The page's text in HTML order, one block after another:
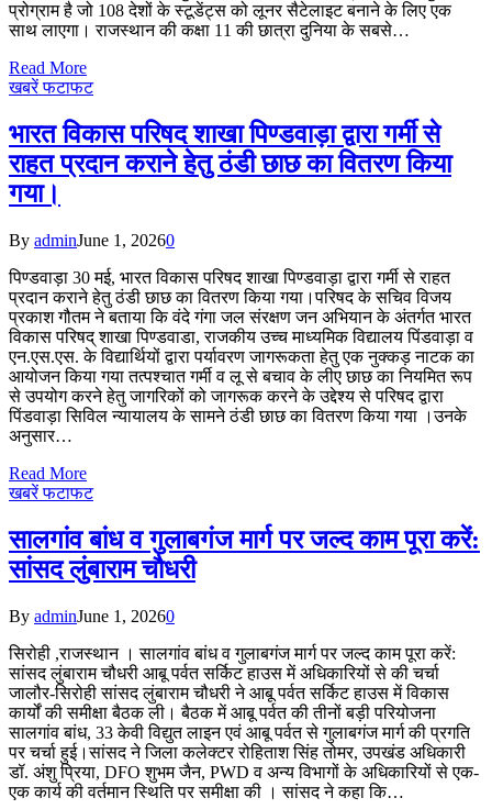
प्रोग्राम है जो 108 देशों के स्टूडेंट्स को लूनर सैटेलाइट बनाने के लिए एक
साथ लाएगा। राजस्थान की कक्षा 11 की छात्रा दुनिया के सबसे…
Read More
खबरें फटाफट
भारत विकास परिषद शाखा पिण्डवाड़ा द्वारा गर्मी से
राहत प्रदान कराने हेतु ठंडी छाछ का वितरण किया
गया।
By adminJune 1, 20260
पिण्डवाड़ा 30 मई, भारत विकास परिषद शाखा पिण्डवाड़ा द्वारा गर्मी से राहत
प्रदान कराने हेतु ठंडी छाछ का वितरण किया गया।परिषद के सचिव विजय
प्रकाश गौतम ने बताया कि वंदे गंगा जल संरक्षण जन अभियान के अंतर्गत भारत
विकास परिषद् शाखा पिण्डवाडा, राजकीय उच्च माध्यमिक विद्यालय पिंडवाड़ा व
एन.एस.एस. के विद्यार्थियों द्वारा पर्यावरण जागरूकता हेतु एक नुक्कड़ नाटक का
आयोजन किया गया तत्पश्चात गर्मी व लू से बचाव के लीए छाछ का नियमित रूप
से उपयोग करने हेतु जागरिकों को जागरूक करने के उद्देश्य से परिषद द्वारा
पिंडवाड़ा सिविल न्यायालय के सामने ठंडी छाछ का वितरण किया गया ।उनके
अनुसार…
Read More
खबरें फटाफट
सालगांव बांध व गुलाबगंज मार्ग पर जल्द काम पूरा करें:
सांसद लुंबाराम चौधरी
By adminJune 1, 20260
सिरोही ,राजस्थान । सालगांव बांध व गुलाबगंज मार्ग पर जल्द काम पूरा करें:
सांसद लुंबाराम चौधरी आबू पर्वत सर्किट हाउस में अधिकारियों से की चर्चा
जालौर-सिरोही सांसद लुंबाराम चौधरी ने आबू पर्वत सर्किट हाउस में विकास
कार्यों की समीक्षा बैठक ली। बैठक में आबू पर्वत की तीनों बड़ी परियोजना
सालगांव बांध, 33 केवी विद्युत लाइन एवं आबू पर्वत से गुलाबगंज मार्ग की प्रगति
पर चर्चा हुई।सांसद ने जिला कलेक्टर रोहिताश सिंह तोमर, उपखंड अधिकारी
डॉ. अंशु प्रिया, DFO शुभम जैन, PWD व अन्य विभागों के अधिकारियों से एक-
एक कार्य की वर्तमान स्थिति पर समीक्षा की । सांसद ने कहा कि…